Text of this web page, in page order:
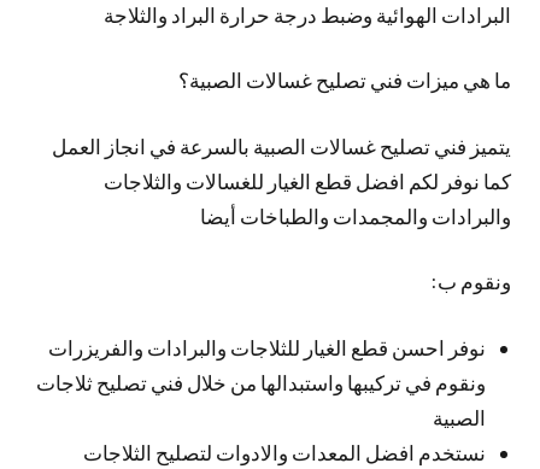
البرادات الهوائية وضبط درجة حرارة البراد والثلاجة
ما هي ميزات فني تصليح غسالات الصبية؟
يتميز فني تصليح غسالات الصبية بالسرعة في انجاز العمل
كما نوفر لكم افضل قطع الغيار للغسالات والثلاجات
والبرادات والمجمدات والطباخات أيضا
ونقوم ب:
نوفر احسن قطع الغيار للثلاجات والبرادات والفريزرات
ونقوم في تركيبها واستبدالها من خلال فني تصليح ثلاجات
الصبية
نستخدم افضل المعدات والادوات لتصليح الثلاجات